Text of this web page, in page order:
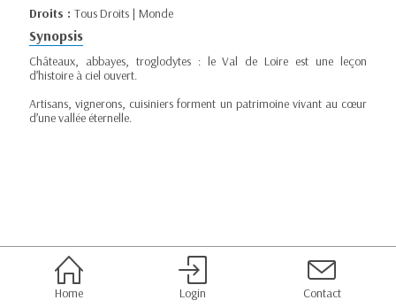
Droits : Tous Droits | Monde
Synopsis
Châteaux, abbayes, troglodytes : le Val de Loire est une leçon
d’histoire à ciel ouvert.
Artisans, vignerons, cuisiniers forment un patrimoine vivant au cœur
d’une vallée éternelle.
Home Login Contact